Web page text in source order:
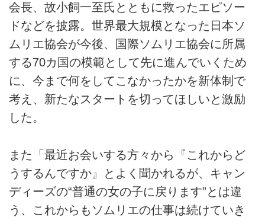
会長、故小飼一至氏とともに救ったエピソー
ドなどを披露。世界最大規模となった日本ソ
ムリエ協会が今後、国際ソムリエ協会に所属
する70カ国の模範として先に進んでいくため
に、今まで何をしてこなかったかを新体制で
考え、新たなスタートを切ってほしいと激励
した。
また「最近お会いする方々から『これからど
うするんですか』とよく聞かれるが、キャン
ディーズの“普通の女の子に戻ります”とは違
う、これからもソムリエの仕事は続けていき